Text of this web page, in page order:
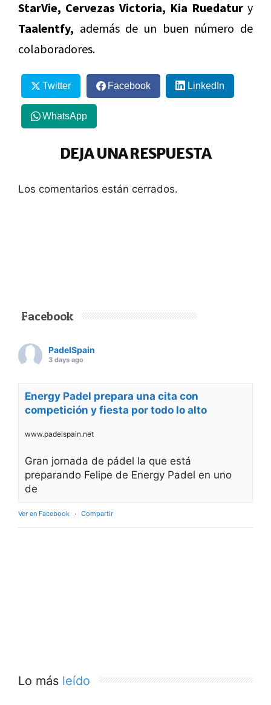
StarVie, Cervezas Victoria, Kia Ruedatur y
Taalentfy, además de un buen número de
colaboradores.
Twitter Facebook LinkedIn
WhatsApp
DEJA UNA RESPUESTA
Los comentarios están cerrados.
Facebook
PadelSpain
3 days ago
Energy Padel prepara una cita con
competición y fiesta por todo lo alto
www.padelspain.net
Gran jornada de pádel la que está
preparando Felipe de Energy Padel en uno
de
Ver en Facebook · Compartir
Lo más leído